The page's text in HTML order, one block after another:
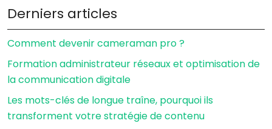
Derniers articles
Comment devenir cameraman pro ?
Formation administrateur réseaux et optimisation de
la communication digitale
Les mots-clés de longue traîne, pourquoi ils
transforment votre stratégie de contenu